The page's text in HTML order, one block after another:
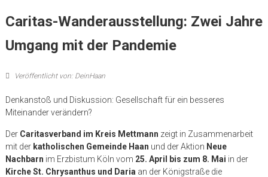
Caritas-Wanderausstellung: Zwei Jahre
Umgang mit der Pandemie
Veröffentlicht von: DeinHaan
Denkanstoß und Diskussion: Gesellschaft für ein besseres
Miteinander verändern?
Der Caritasverband im Kreis Mettmann zeigt in Zusammenarbeit
mit der katholischen Gemeinde Haan und der Aktion Neue
Nachbarn im Erzbistum Köln vom 25. April bis zum 8. Mai in der
Kirche St. Chrysanthus und Daria an der Königstraße die